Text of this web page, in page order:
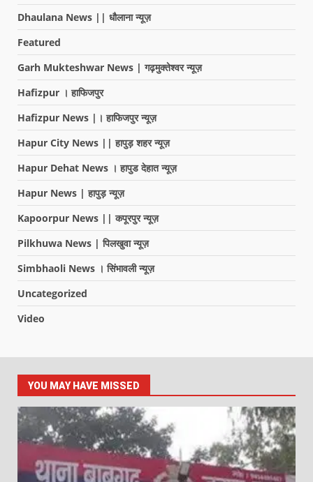
Dhaulana News || धौलाना न्यूज़
Featured
Garh Mukteshwar News | गढ़मुक्तेश्वर न्यूज़
Hafizpur । हाफिजपुर
Hafizpur News |। हाफिजपुर न्यूज़
Hapur City News || हापुड़ शहर न्यूज़
Hapur Dehat News । हापुड देहात न्यूज़
Hapur News | हापुड़ न्यूज़
Kapoorpur News || कपूरपुर न्यूज़
Pilkhuwa News | पिलखुवा न्यूज़
Simbhaoli News । सिंभावली न्यूज़
Uncategorized
Video
YOU MAY HAVE MISSED